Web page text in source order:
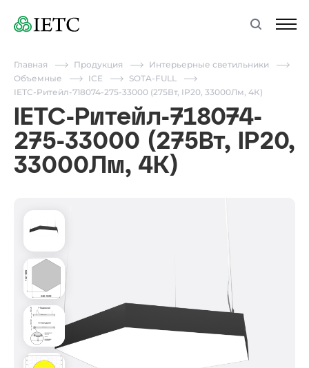
Главная Продукция
Интерьерные светильники
Объемные
ICE
SOTA-FULL
IETC-Ритейл-718074-275-33000 (275Вт, IP20, 33000Лм, 4К)
IETC-Ритейл-718074-
275-33000 (275Вт, IP20,
33000Лм, 4К)